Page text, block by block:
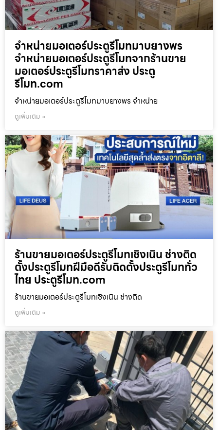
จำหน่ายมอเตอร์ประตูรีโมทมาบยางพร
จำหน่ายมอเตอร์ประตูรีโมทจากร้านขาย
มอเตอร์ประตูรีโมทราคาส่ง ประตู
รีโมท.com
จำหน่ายมอเตอร์ประตูรีโมทมาบยางพร จำหน่าย
ดูเพิ่มเติม »
ร้านขายมอเตอร์ประตูรีโมทเชิงเนิน ช่างติด
ตั้งประตูรีโมทฝีมือดีรับติดตั้งประตูรีโมททั่ว
ไทย ประตูรีโมท.com
ร้านขายมอเตอร์ประตูรีโมทเชิงเนิน ช่างติด
ดูเพิ่มเติม »